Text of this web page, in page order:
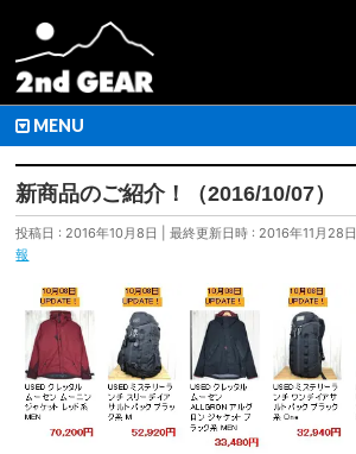
MENU
新商品のご紹介！（2016/10/07）
投稿日 : 2016年10月8日 最終更新日時 : 2016年11月28日
報